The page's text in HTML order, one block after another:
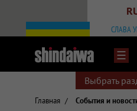
СЛАВА
Главная / События и
Выбрать